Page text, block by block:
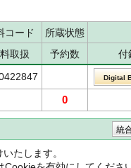
コード 所蔵状態
取扱 予約数 付
Digital
0
たします。